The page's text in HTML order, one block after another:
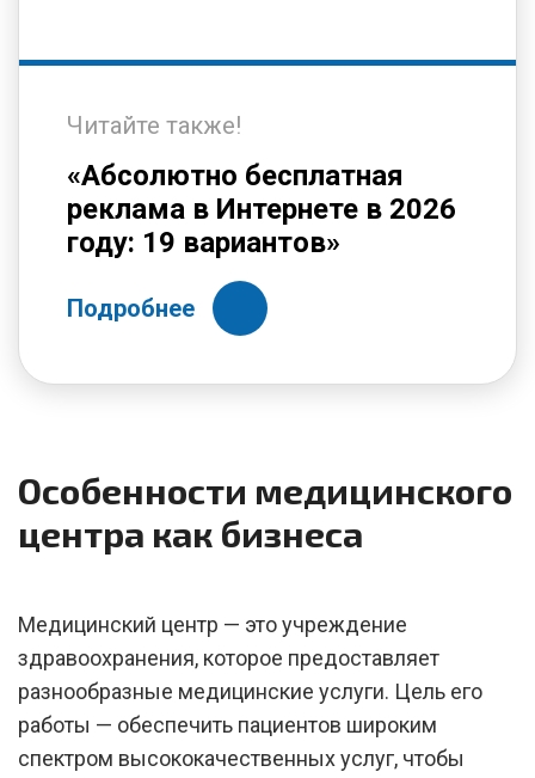
Читайте также!
«Абсолютно бесплатная
реклама в Интернете в 2026
году: 19 вариантов»
Подробнее
Особенности медицинского
центра как бизнеса
Медицинский центр — это учреждение
здравоохранения, которое предоставляет
разнообразные медицинские услуги. Цель его
работы — обеспечить пациентов широким
спектром высококачественных услуг, чтобы